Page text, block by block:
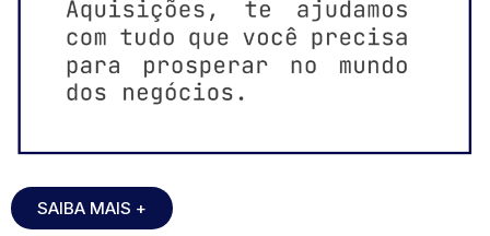
SAIBA MAIS +